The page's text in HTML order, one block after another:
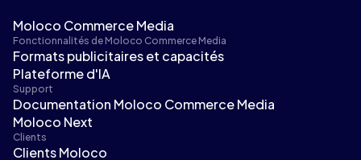
Moloco Commerce Media
Fonctionnalités de Moloco Commerce Media
Formats publicitaires et capacités
Plateforme d'IA
Support
Documentation Moloco Commerce Media
Moloco Next
Clients
Clients Moloco